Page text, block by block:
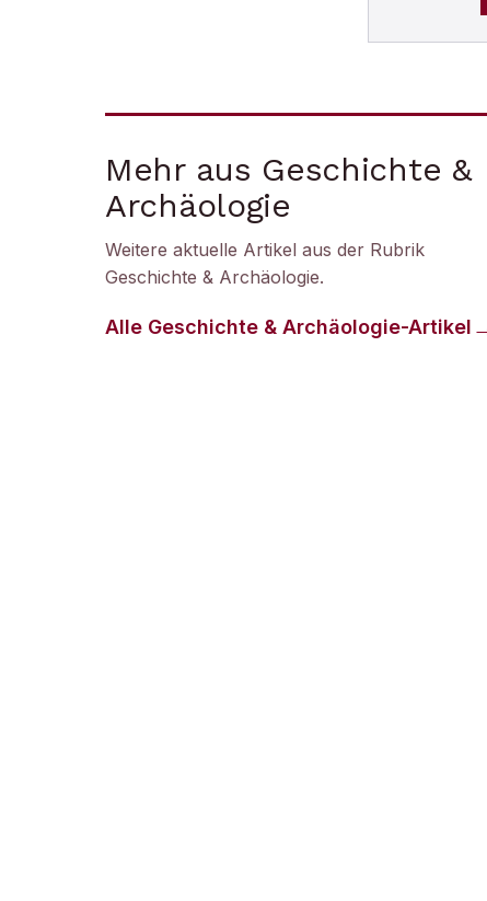
Mehr aus Geschichte &
Archäologie
Weitere aktuelle Artikel aus der Rubrik
Geschichte & Archäologie.
Alle Geschichte & Archäologie-Artikel